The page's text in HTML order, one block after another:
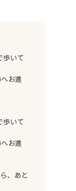
いて
お進
いて
お進
、あと